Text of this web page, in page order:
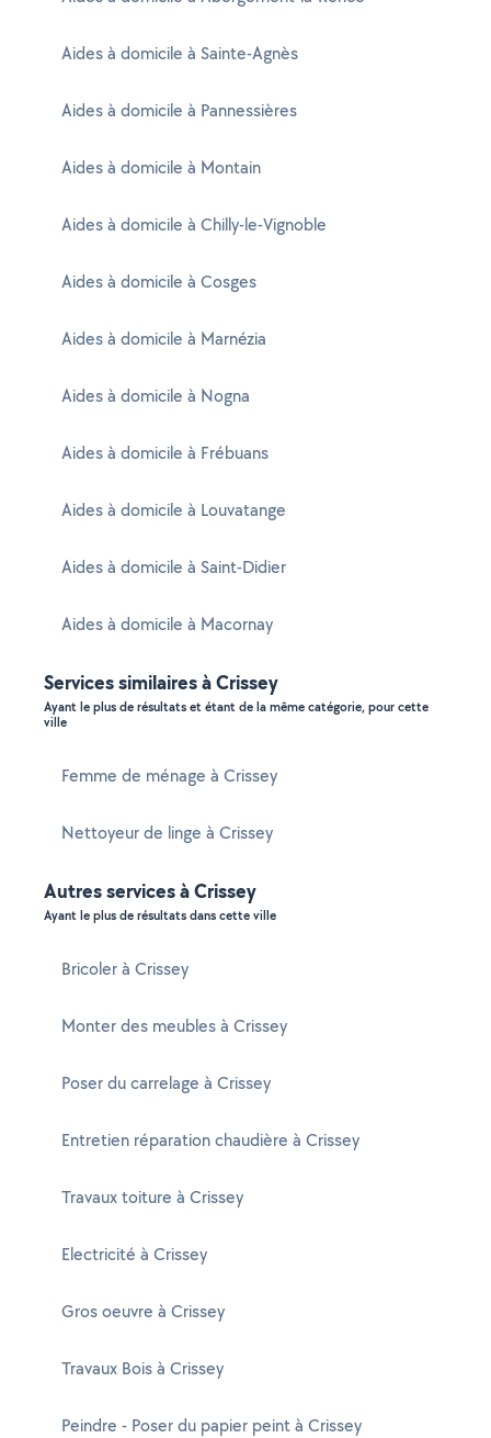
Aides à domicile à Sainte-Agnès
Aides à domicile à Pannessières
Aides à domicile à Montain
Aides à domicile à Chilly-le-Vignoble
Aides à domicile à Cosges
Aides à domicile à Marnézia
Aides à domicile à Nogna
Aides à domicile à Frébuans
Aides à domicile à Louvatange
Aides à domicile à Saint-Didier
Aides à domicile à Macornay
Services similaires à Crissey
Ayant le plus de résultats et étant de la même catégorie, pour cette
ville
Femme de ménage à Crissey
Nettoyeur de linge à Crissey
Autres services à Crissey
Ayant le plus de résultats dans cette ville
Bricoler à Crissey
Monter des meubles à Crissey
Poser du carrelage à Crissey
Entretien réparation chaudière à Crissey
Travaux toiture à Crissey
Electricité à Crissey
Gros oeuvre à Crissey
Travaux Bois à Crissey
Peindre - Poser du papier peint à Crissey